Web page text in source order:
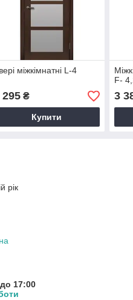
міжкімнатні L-4
295₴
Купити
F-
3
рік
17:00